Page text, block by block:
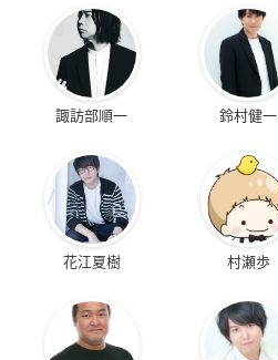
諏訪部順一 鈴村健一
花江夏樹 村瀬歩